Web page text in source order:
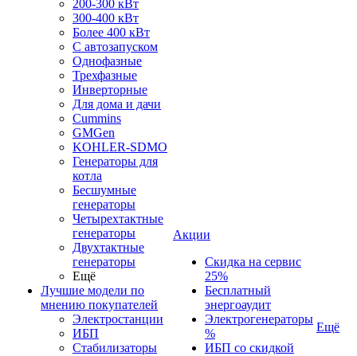
200-300 кВт
300-400 кВт
Более 400 кВт
С автозапуском
Однофазные
Трехфазные
Инверторные
Для дома и дачи
Cummins
GMGen
KOHLER-SDMO
Генераторы для
котла
Бесшумные
генераторы
Четырехтактные
генераторы
Двухтактные
генераторы
Ещё
Лучшие модели по
мнению покупателей
Электростанции
ИБП
Стабилизаторы
Акции
Скидка на сервис
25%
Бесплатный
энергоаудит
Электрогенераторы
%
ИБП со скидкой
Ещё